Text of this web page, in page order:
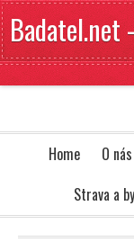
Badatel.net
Home O nás
Strava a